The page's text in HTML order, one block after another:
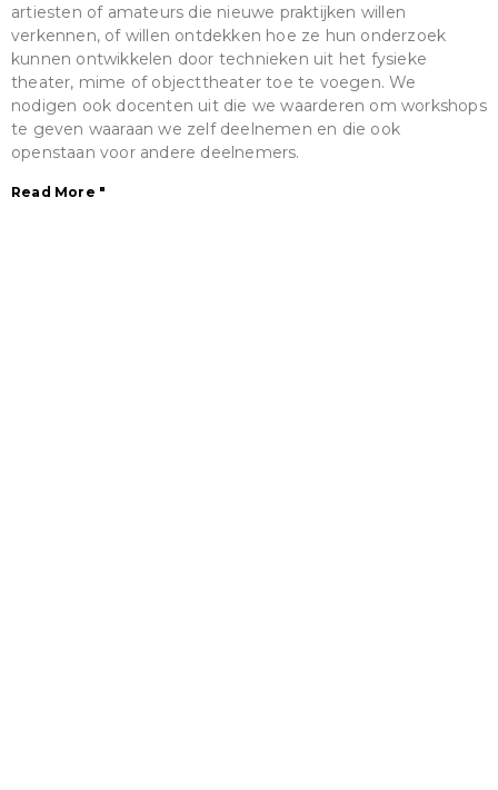
artiesten of amateurs die nieuwe praktijken willen
verkennen, of willen ontdekken hoe ze hun onderzoek
kunnen ontwikkelen door technieken uit het fysieke
theater, mime of objecttheater toe te voegen. We
nodigen ook docenten uit die we waarderen om workshops
te geven waaraan we zelf deelnemen en die ook
openstaan voor andere deelnemers.
Read More "